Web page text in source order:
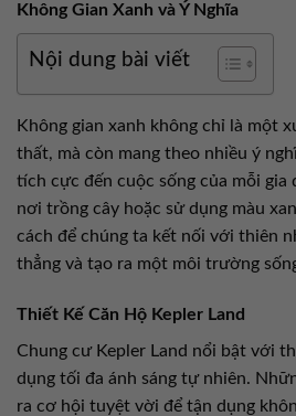
Không Gian Xanh và Ý Nghĩa
Nội dung bài viết
Không gian xanh không chỉ là một
thất, mà còn mang theo nhiều ý
tích cực đến cuộc sống của mỗi gia
nơi trồng cây hoặc sử dụng màu
cách để chúng ta kết nối với thiên
thẳng và tạo ra một môi trường
Thiết Kế Căn Hộ Kepler Land
Chung cư Kepler Land nổi bật với
dụng tối đa ánh sáng tự nhiên.
ra cơ hội tuyệt vời để tận dụng